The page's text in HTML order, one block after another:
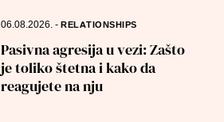
06.08.2026.-RELATIONSHIPS
Pasivna agresija u vezi: Zašto
je toliko štetna i kako da
reagujete na nju